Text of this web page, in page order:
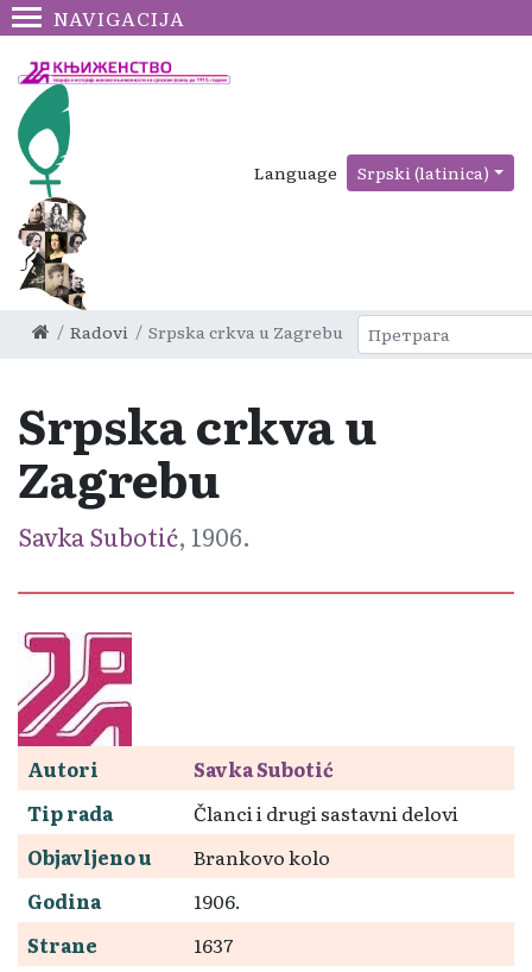
NAVIGACIJA
Language Srpski (latinica)
Radovi Srpska crkva u Zagrebu
Srpska crkva u
Zagrebu
Savka Subotić, 1906.
Autori
Savka Subotić
Tip rada
Članci i drugi sastavni delovi
Objavljeno u
Brankovo kolo
Godina
1906.
Strane
1637